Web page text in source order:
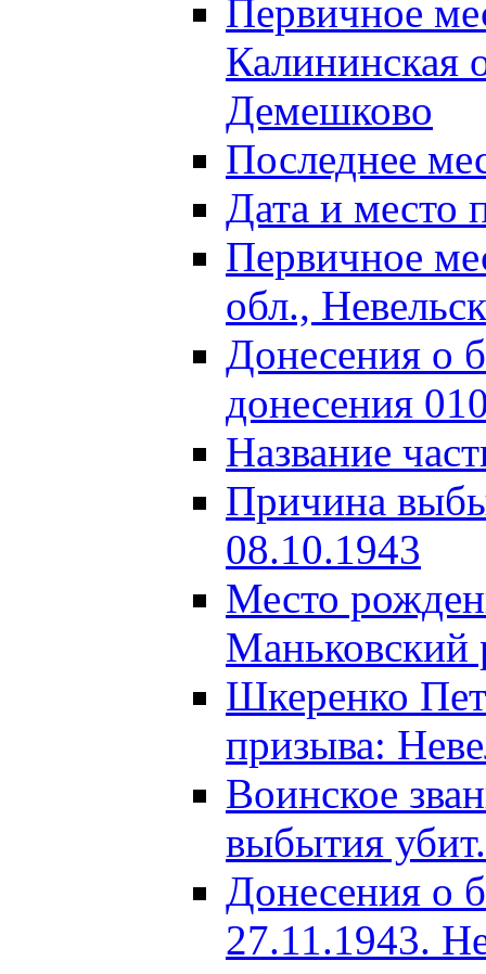
Первичное
Калининская
Демешково
Последнее
Дата и место
Первичное
обл.,
Донесения о
донесения
Название
Причина
08.10.1943
Место
Маньковский
Шкеренко
призыва:
Воинское
выбытия убит.
Донесения о
27.11.1943.